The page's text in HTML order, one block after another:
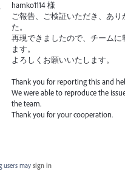
hamko1114 様
ご報告、ご検証いただき、あり
た。
再現できましたので、チームに
ます。
よろしくお願いいたします。
Thank you for reporting this and
We were able to reproduce the
the team.
Thank you for your cooperation.
users may sign in